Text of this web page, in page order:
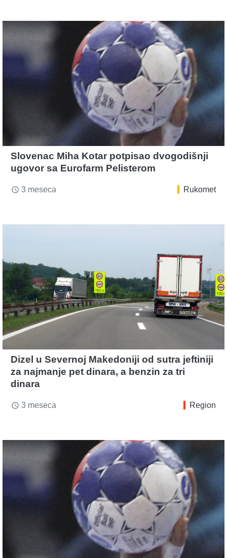
Slovenac Miha Kotar potpisao dvogodišnji
ugovor sa Eurofarm Pelisterom
access_time 3 meseca Rukomet
Dizel u Severnoj Makedoniji od sutra jeftiniji
za najmanje pet dinara, a benzin za tri
dinara
access_time 3 meseca Region